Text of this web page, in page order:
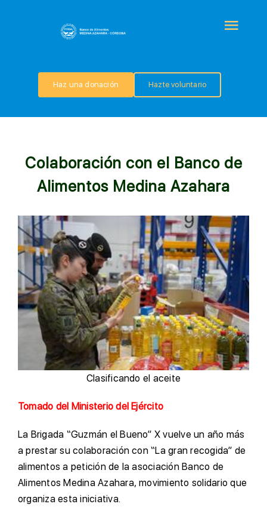
QUIÉNES SOMOS
TRANSPARENCIA
NOTICIAS
CONTACTO
Haz una donación Hazte voluntario
Colaboración con el Banco de
Alimentos Medina Azahara
Clasificando el aceite
Tomado del Ministerio del Ejército
La Brigada “Guzmán el Bueno” X vuelve un año más
a prestar su colaboración con “La gran recogida” de
alimentos a petición de la asociación Banco de
Alimentos Medina Azahara, movimiento solidario que
organiza esta iniciativa.